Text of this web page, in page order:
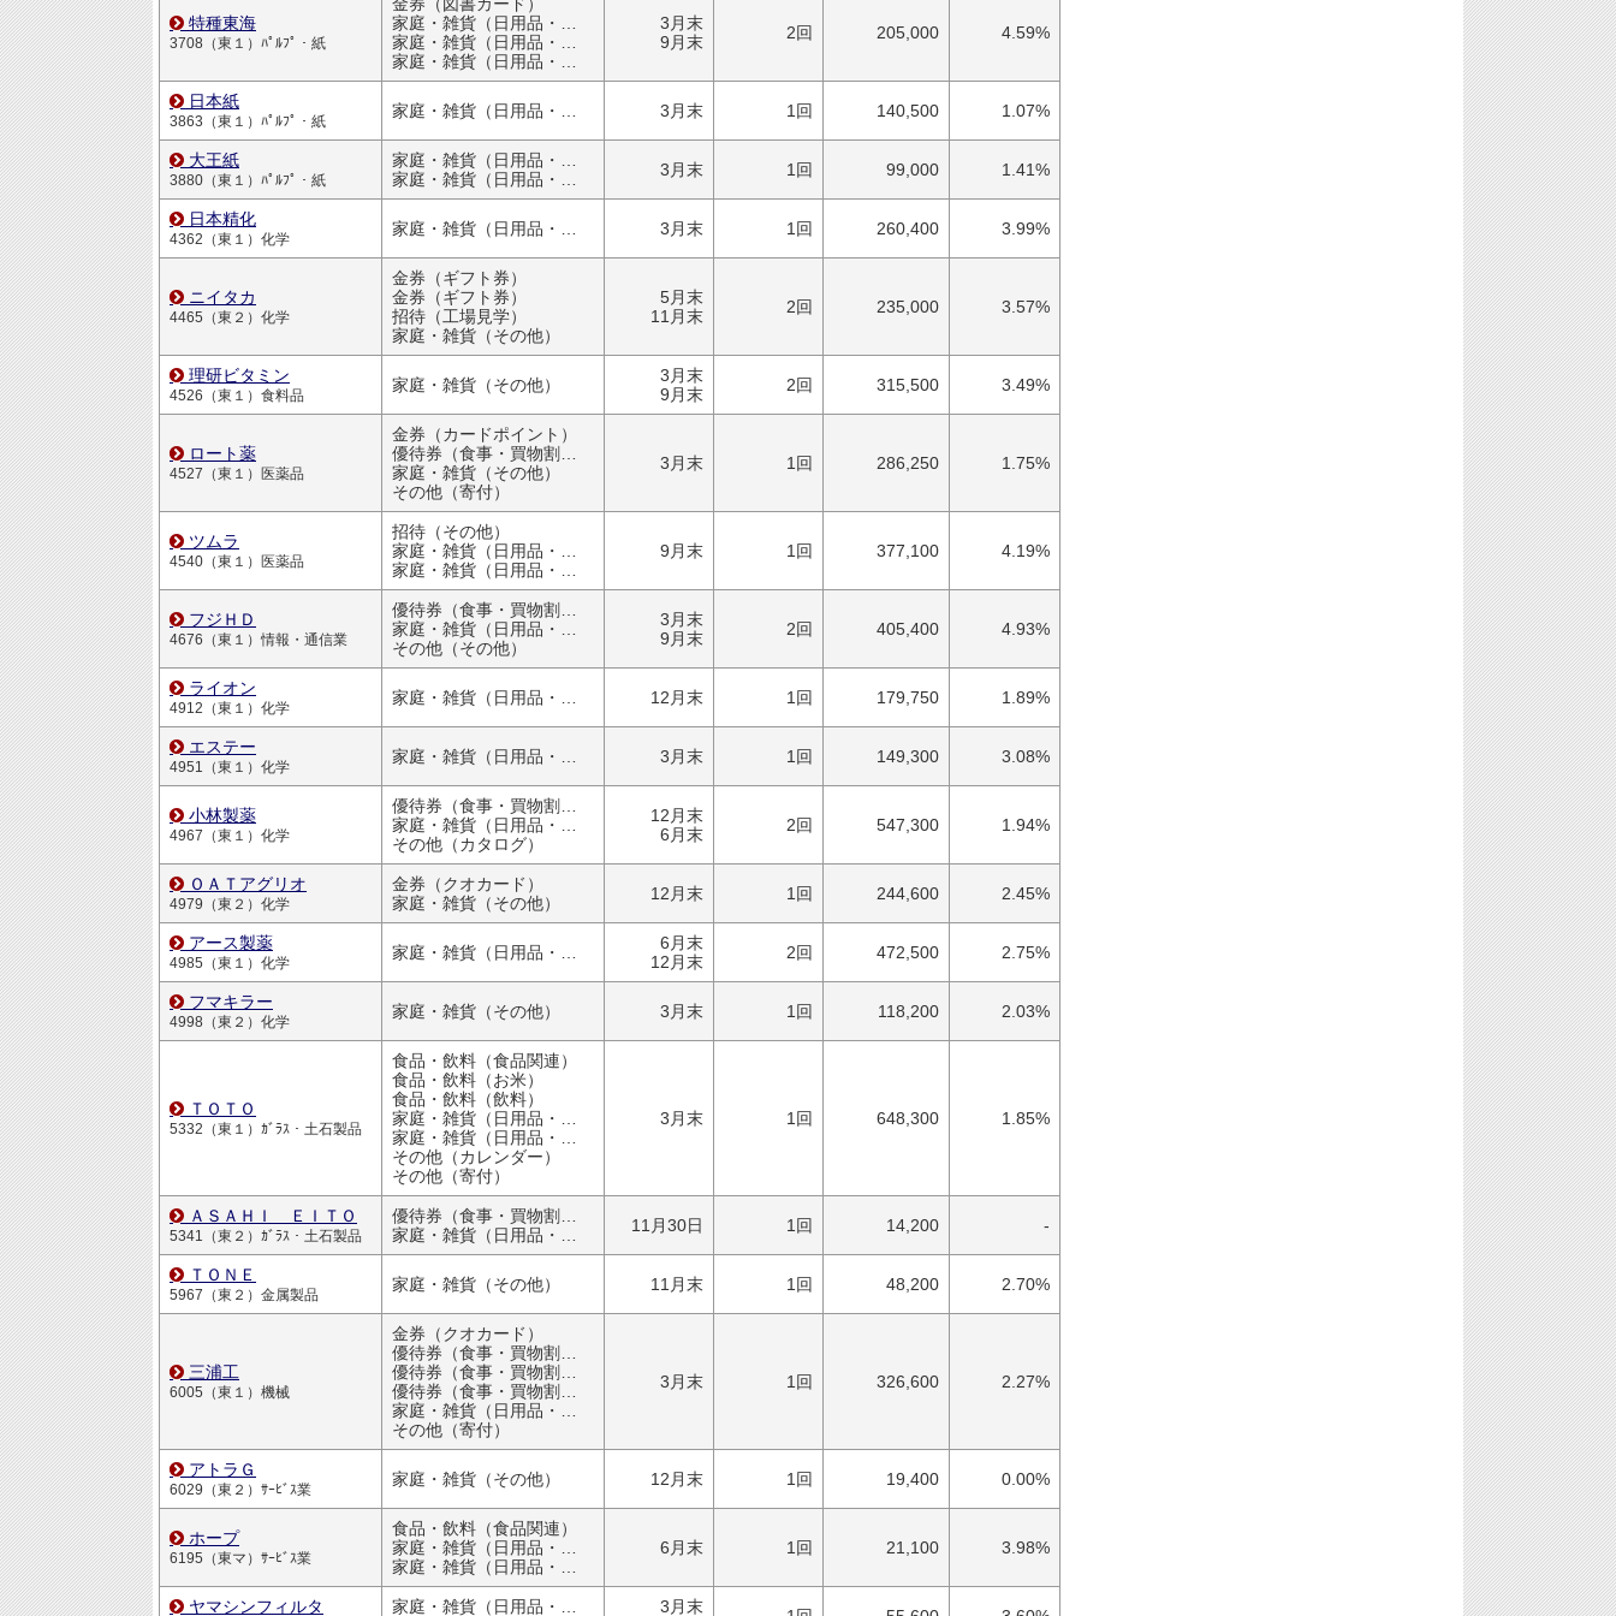
特種東海
3708（東１）ﾊﾟﾙﾌﾟ・紙
金券（図書カード）
家庭・雑貨（日用品・文房具）
家庭・雑貨（日用品・文房具）
家庭・雑貨（日用品・文房具）
3月末
9月末
2回 205,000 4.59%
日本紙
3863（東１）ﾊﾟﾙﾌﾟ・紙
家庭・雑貨（日用品・文房具） 3月末 1回 140,500 1.07%
大王紙
3880（東１）ﾊﾟﾙﾌﾟ・紙
家庭・雑貨（日用品・文房具）
家庭・雑貨（日用品・文房具）
3月末 1回 99,000 1.41%
日本精化
4362（東１）化学
家庭・雑貨（日用品・文房具） 3月末 1回 260,400 3.99%
ニイタカ
4465（東２）化学
金券（ギフト券）
金券（ギフト券）
招待（工場見学）
家庭・雑貨（その他）
5月末
11月末
2回 235,000 3.57%
理研ビタミン
4526（東１）食料品
家庭・雑貨（その他）
3月末
9月末
2回 315,500 3.49%
ロート薬
4527（東１）医薬品
金券（カードポイント）
優待券（食事・買物割引券）
家庭・雑貨（その他）
その他（寄付）
3月末 1回 286,250 1.75%
ツムラ
4540（東１）医薬品
招待（その他）
家庭・雑貨（日用品・文房具）
家庭・雑貨（日用品・文房具）
9月末 1回 377,100 4.19%
フジＨＤ
4676（東１）情報・通信業
優待券（食事・買物割引券）
家庭・雑貨（日用品・文房具）
その他（その他）
3月末
9月末
2回 405,400 4.93%
ライオン
4912（東１）化学
家庭・雑貨（日用品・文房具） 12月末 1回 179,750 1.89%
エステー
4951（東１）化学
家庭・雑貨（日用品・文房具） 3月末 1回 149,300 3.08%
小林製薬
4967（東１）化学
優待券（食事・買物割引券）
家庭・雑貨（日用品・文房具）
その他（カタログ）
12月末
6月末
2回 547,300 1.94%
ＯＡＴアグリオ
4979（東２）化学
金券（クオカード）
家庭・雑貨（その他）
12月末 1回 244,600 2.45%
アース製薬
4985（東１）化学
家庭・雑貨（日用品・文房具）
6月末
12月末
2回 472,500 2.75%
フマキラー
4998（東２）化学
家庭・雑貨（その他） 3月末 1回 118,200 2.03%
ＴＯＴＯ
5332（東１）ｶﾞﾗｽ・土石製品
食品・飲料（食品関連）
食品・飲料（お米）
食品・飲料（飲料）
家庭・雑貨（日用品・文房具）
家庭・雑貨（日用品・文房具）
その他（カレンダー）
その他（寄付）
3月末 1回 648,300 1.85%
ＡＳＡＨＩ ＥＩＴＯ
5341（東２）ｶﾞﾗｽ・土石製品
優待券（食事・買物割引券）
家庭・雑貨（日用品・文房具）
11月30日 1回 14,200 -
ＴＯＮＥ
5967（東２）金属製品
家庭・雑貨（その他） 11月末 1回 48,200 2.70%
三浦工
6005（東１）機械
金券（クオカード）
優待券（食事・買物割引券）
優待券（食事・買物割引券）
優待券（食事・買物割引券）
家庭・雑貨（日用品・文房具）
その他（寄付）
3月末 1回 326,600 2.27%
アトラＧ
6029（東２）ｻｰﾋﾞｽ業
家庭・雑貨（その他） 12月末 1回 19,400 0.00%
ホープ
6195（東マ）ｻｰﾋﾞｽ業
食品・飲料（食品関連）
家庭・雑貨（日用品・文房具）
家庭・雑貨（日用品・文房具）
6月末 1回 21,100 3.98%
ヤマシンフィルタ 家庭・雑貨（日用品・文房具） 3月末